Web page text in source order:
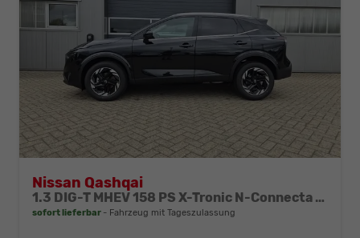
Nissan Qashqai
1.3 DIG-T MHEV 158 PS X-Tronic N-Connecta Teil-Leder PanoGlasdach Klimaautomatik Sitzheizung Lenkradheizung Navi ACC PDC v+h 360°Kamera DAB Bluetooth Touchscreen Apple CarPlay Android Auto 18"LM
sofort lieferbar Fahrzeug mit Tageszulassung